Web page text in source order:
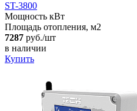
ST-3800
Мощность кВт
Площадь отопления, м2
7287 руб./шт
в наличии
Купить